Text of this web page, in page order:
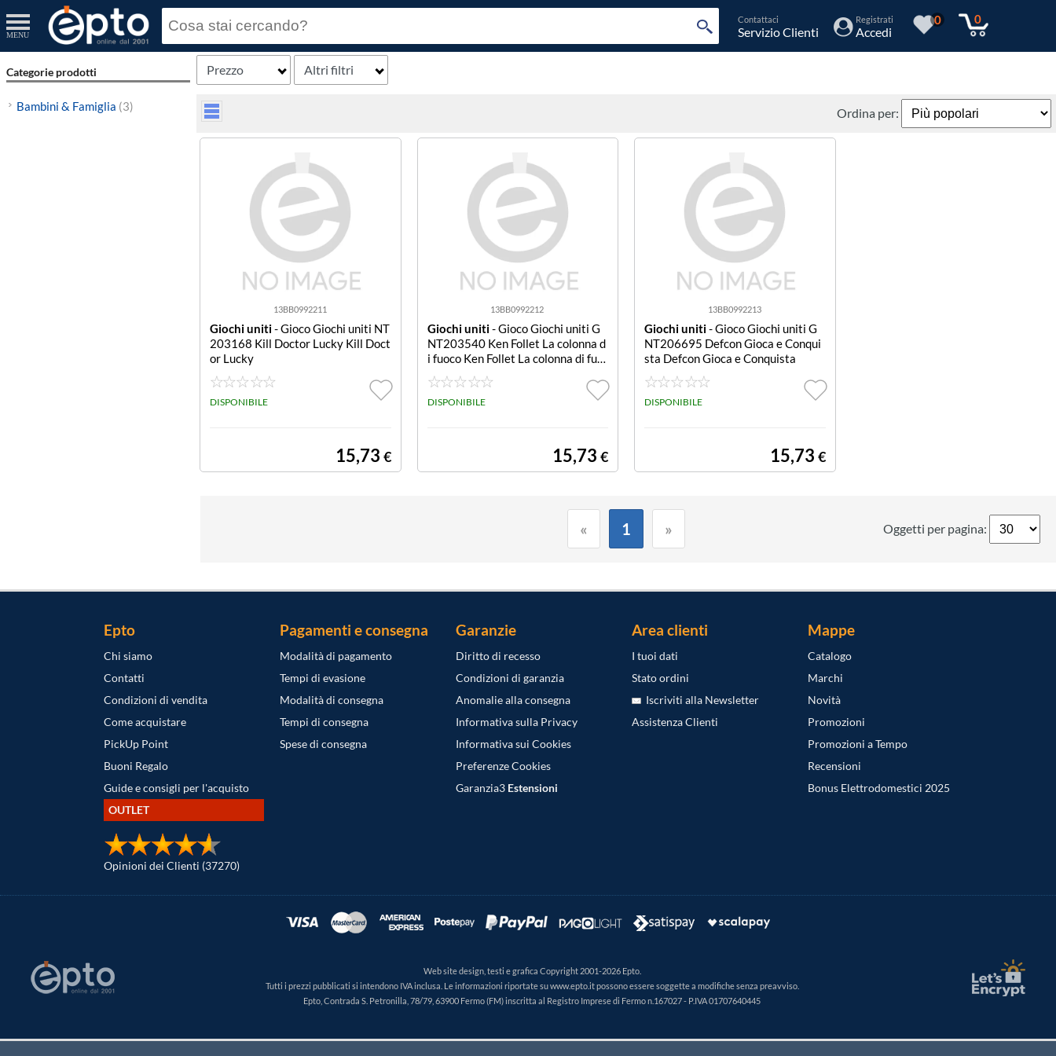
MENU
Contattaci
Servizio Clienti
Registrati
Accedi
0 0
Categorie prodotti
Bambini & Famiglia (3)
Prezzo Altri filtri
Ordina per:
13BB0992211
Giochi uniti- Gioco Giochi uniti NT
203168 Kill Doctor Lucky Kill Doct
or Lucky
DISPONIBILE
15,73 €
13BB0992212
Giochi uniti- Gioco Giochi uniti G
NT203540 Ken Follet La colonna d
i fuoco Ken Follet La colonna di fuo
co
DISPONIBILE
15,73 €
13BB0992213
Giochi uniti- Gioco Giochi uniti G
NT206695 Defcon Gioca e Conqui
sta Defcon Gioca e Conquista
DISPONIBILE
15,73 €
« 1 » Oggetti per pagina:
Epto
Chi siamo
Contatti
Condizioni di vendita
Come acquistare
PickUp Point
Buoni Regalo
Guide e consigli per l'acquisto
OUTLET
Opinioni dei Clienti (37270)
Pagamenti e consegna
Modalità di pagamento
Tempi di evasione
Modalità di consegna
Tempi di consegna
Spese di consegna
Garanzie
Diritto di recesso
Condizioni di garanzia
Anomalie alla consegna
Informativa sulla Privacy
Informativa sui Cookies
Preferenze Cookies
Garanzia3 Estensioni
Area clienti
I tuoi dati
Stato ordini
Iscriviti alla Newsletter
Assistenza Clienti
Mappe
Catalogo
Marchi
Novità
Promozioni
Promozioni a Tempo
Recensioni
Bonus Elettrodomestici 2025
Web site design, testi e grafica Copyright 2001-2026 Epto.
Tutti i prezzi pubblicati si intendono IVA inclusa. Le informazioni riportate su www.epto.it possono essere soggette a modifiche senza preavviso.
Epto, Contrada S. Petronilla, 78/79, 63900 Fermo (FM) inscritta al Registro Imprese di Fermo n.167027 - P.IVA 01707640445